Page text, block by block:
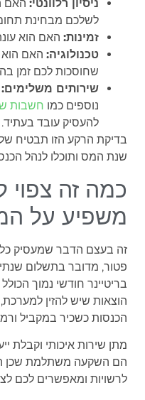
ניסיון רלוונטי: האם
לשלכם מבחינת
זמינות: האם הוא
טכנולוגיה: האם הוא
שחוסכות לכם זמן
שירותים משלימים:
נוספים כמו חשבות
להעסיק עובד בעתיד.
בדיקת הרקע הזו תבטיח
שנת המס ותוכלו לנהל
כמה זה צפוי
משפיע על
זה בעצם הדבר שמעסיק
פטור, מדובר בתשלום
בריטיינר חודשי נמוך
הוצאות שיש להזין
הכנסות כשכיר במקביל
מתן שירות איכותי וקבלת
הם השקעה משתלמת שכן
לרשויות ומאפשרים לכם